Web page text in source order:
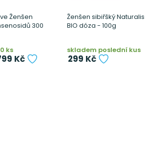
Ženšen
300
ks
Kč
Ženšen sibiřšký Naturalis
BIO dóza - 100g
skladem poslední kus
299 Kč